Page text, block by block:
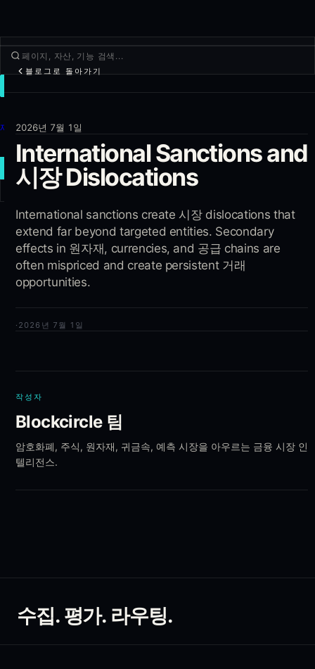
제품
더보기
새 거래
로그인 가입하기
블로그로 돌아가기
2026년 7월 1일
International Sanctions and
시장 Dislocations
International sanctions create 시장 dislocations that
extend far beyond targeted entities. Secondary
effects in 원자재, currencies, and 공급 chains are
often mispriced and create persistent 거래
opportunities.
· 2026년 7월 1일
작성자
Blockcircle 팀
암호화폐, 주식, 원자재, 귀금속, 예측 시장을 아우르는 금융 시장 인
텔리전스.
수집. 평가. 라우팅.